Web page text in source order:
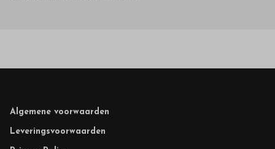
Footer
Algemene voorwaarden
Leveringsvoorwaarden